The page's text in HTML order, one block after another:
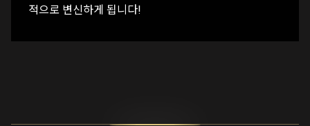
적으로 변신하게 됩니다!